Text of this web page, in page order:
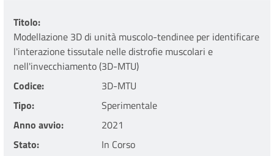
Titolo
Modellazione 3D di unità muscolo-tendinee per identificare
l'interazione tissutale nelle distrofie muscolari e
nell'invecchiamento (3D-MTU)
Codice
3D-MTU
Tipo
Sperimentale
Anno avvio
2021
Stato
In Corso